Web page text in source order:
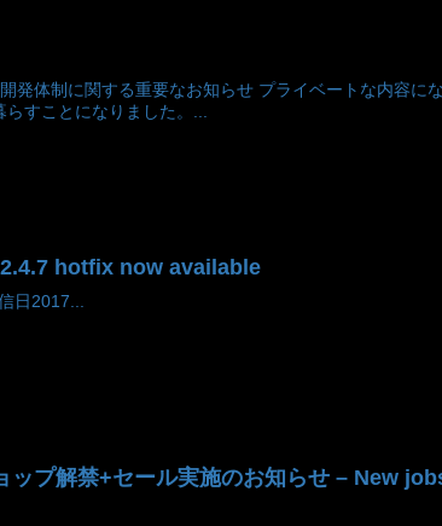
発体制に関する重要なお知らせ プライベートな内容に
すことになりました。...
hotfix now available
日2017...
ップ解禁+セール実施のお知らせ – New